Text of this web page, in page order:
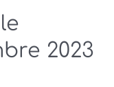
2023